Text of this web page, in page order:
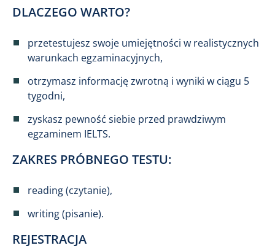
DLACZEGO WARTO?
przetestujesz swoje umiejętności w realistycznych
warunkach egzaminacyjnych,
otrzymasz informację zwrotną i wyniki w ciągu 5
tygodni,
zyskasz pewność siebie przed prawdziwym
egzaminem IELTS.
ZAKRES PRÓBNEGO TESTU:
reading (czytanie),
writing (pisanie).
REJESTRACJA